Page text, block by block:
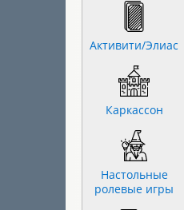
Активити/Элиас
Каркассон
Настольные
ролевые игры